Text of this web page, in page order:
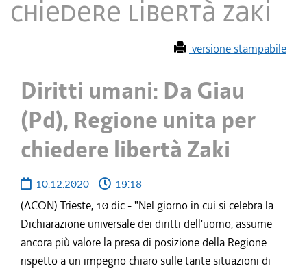
chiedere libertà Zaki
versione stampabile
Diritti umani: Da Giau
(Pd), Regione unita per
chiedere libertà Zaki
10.12.2020
19:18
(ACON) Trieste, 10 dic - "Nel giorno in cui si celebra la
Dichiarazione universale dei diritti dell'uomo, assume
ancora più valore la presa di posizione della Regione
rispetto a un impegno chiaro sulle tante situazioni di